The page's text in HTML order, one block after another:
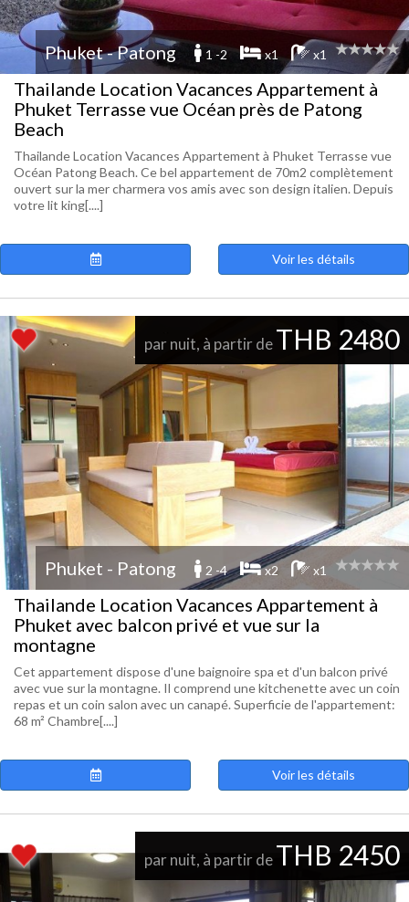
Phuket - Patong 1 -2 x1 x1
Thailande Location Vacances Appartement à
Phuket Terrasse vue Océan près de Patong
Beach
Thailande Location Vacances Appartement à Phuket Terrasse vue
Océan Patong Beach. Ce bel appartement de 70m2 complètement
ouvert sur la mer charmera vos amis avec son design italien. Depuis
votre lit king[....]
Voir les détails
par nuit, à partir deTHB 2480
Phuket - Patong 2 -4 x2 x1
Thailande Location Vacances Appartement à
Phuket avec balcon privé et vue sur la
montagne
Cet appartement dispose d'une baignoire spa et d'un balcon privé
avec vue sur la montagne. Il comprend une kitchenette avec un coin
repas et un coin salon avec un canapé. Superficie de l'appartement:
68 m² Chambre[....]
Voir les détails
par nuit, à partir deTHB 2450